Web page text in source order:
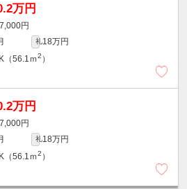
万円
円
礼18万円
（56.1ｍ2 ）
万円
円
礼18万円
（56.1ｍ2 ）